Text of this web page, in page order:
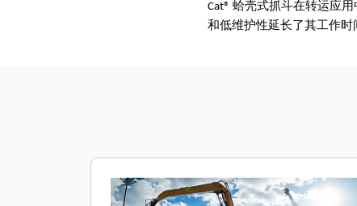
Cat® 蛤壳式抓斗在转运应
和低维护性延长了其工作时